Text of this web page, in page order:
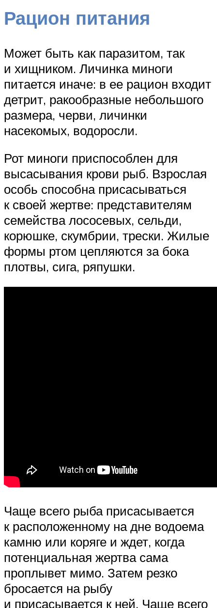
Рацион питания
Может быть как паразитом, так
и хищником. Личинка миноги
питается иначе: в ее рацион входит
детрит, ракообразные небольшого
размера, черви, личинки
насекомых, водоросли.
Рот миноги приспособлен для
высасывания крови рыб. Взрослая
особь способна присасываться
к своей жертве: представителям
семейства лососевых, сельди,
корюшке, скумбрии, трески. Жилые
формы ртом цепляются за бока
плотвы, сига, ряпушки.
Чаще всего рыба присасывается
к расположенному на дне водоема
камню или коряге и ждет, когда
потенциальная жертва сама
проплывет мимо. Затем резко
бросается на рыбу
и присасывается к ней. Чаще всего